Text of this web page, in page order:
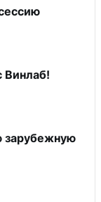
Винлаб!
зарубежную